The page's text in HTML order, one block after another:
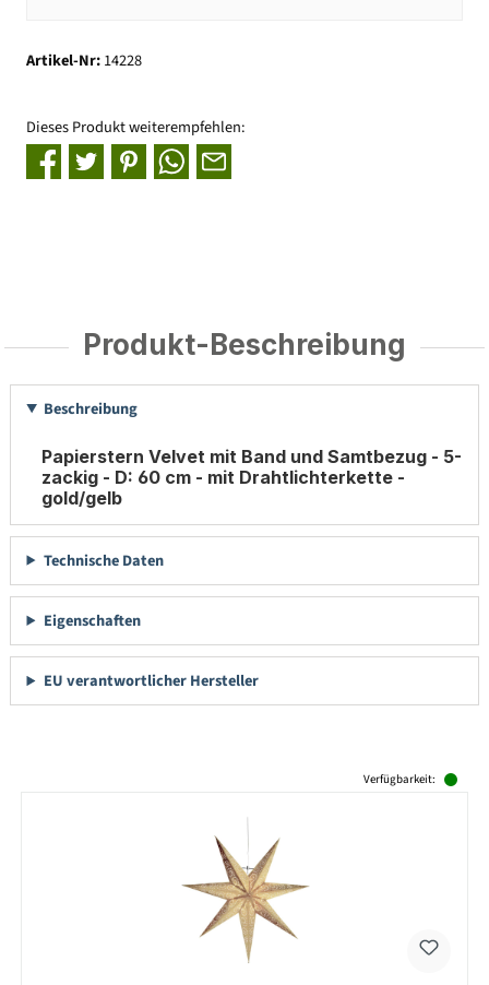
Artikel-Nr:14228
Dieses Produkt weiterempfehlen:
Produkt-Beschreibung
Beschreibung
Papierstern Velvet mit Band und Samtbezug - 5-
zackig - D: 60 cm - mit Drahtlichterkette -
gold/gelb
Technische Daten
Eigenschaften
EU verantwortlicher Hersteller
Verfügbarkeit: